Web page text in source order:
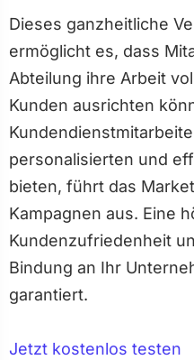
Dieses ganzheitliche
ermöglicht es, dass
Abteilung ihre Arbeit
Kunden ausrichten
personalisierten und
bieten, führt das
Kampagnen aus. Eine
Kundenzufriedenheit
Bindung an Ihr
garantiert.
Jetzt kostenlos testen